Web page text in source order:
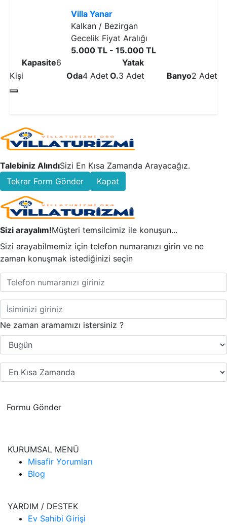
Villa Yanar
Kalkan / Bezirgan
Gecelik Fiyat Aralığı
5.000 TL - 15.000 TL
Kapasite6
Kişi
Oda4 Adet
Yatak
O.3 Adet Banyo2 Adet
Talebiniz AlındıSizi En Kısa Zamanda Arayacağız.
Tekrar Form Gönder
Kapat
Sizi arayalım!Müşteri temsilcimiz ile konuşun...
Sizi arayabilmemiz için telefon numaranızı girin ve ne
zaman konuşmak istediğinizi seçin
Ne zaman aramamızı istersiniz ?
Formu Gönder
KURUMSAL MENÜ
Misafir Yorumları
Blog
YARDIM / DESTEK
Ev Sahibi Girişi